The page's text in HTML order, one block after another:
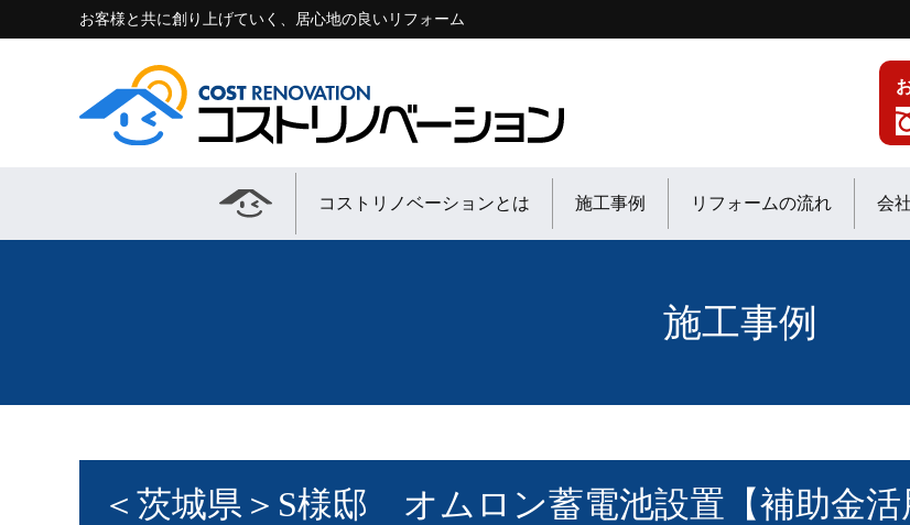
お客様と共に創り上げていく、居心地の良いリフォーム
コストリノベーションとは 施工事例 リフォームの流れ 会
施工事例
＜茨城県＞S様邸 オムロン蓄電池設置【補助金活